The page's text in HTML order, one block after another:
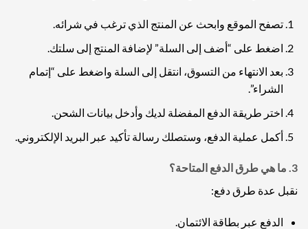
تصفح الموقع وابحث عن المنتج الذي ترغب في شرائه.
اضغط على “أضف إلى السلة” لإضافة المنتج إلى سلتك.
بعد الانتهاء من التسوق، انتقل إلى السلة واضغط على “إتمام
الشراء”.
اختر طريقة الدفع المفضلة لديك وأدخل بيانات الشحن.
أكمل عملية الدفع، وستصلك رسالة تأكيد عبر البريد الإلكتروني.
3. ما هي طرق الدفع المتاحة؟
نقبل عدة طرق دفع:
الدفع عبر بطاقة الائتمان.